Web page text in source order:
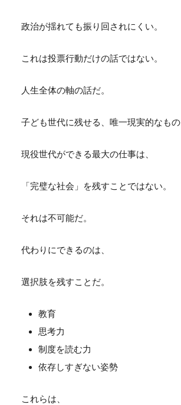
政治が揺れても振り回されにくい。
これは投票行動だけの話ではない。
人生全体の軸の話だ。
子ども世代に残せる、唯一現実的なもの
現役世代ができる最大の仕事は、
「完璧な社会」を残すことではない。
それは不可能だ。
代わりにできるのは、
選択肢を残すことだ。
教育
思考力
制度を読む力
依存しすぎない姿勢
これらは、